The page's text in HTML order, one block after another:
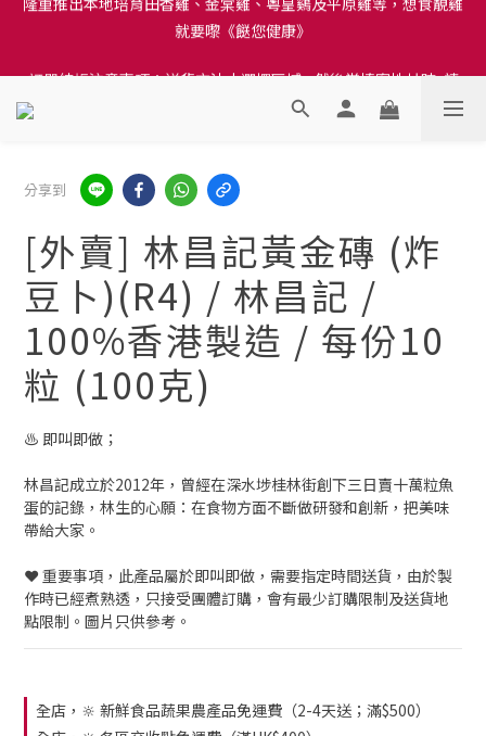
訂單結帳注意事項：送貨方法中選擇區域 - 然後當填寫地址時, 請
小心選擇分區及區域, 因資料錯誤會影響前往結帳
分享到
[外賣] 林昌記黃金磚 (炸
豆卜)(R4) / 林昌記 /
100%香港製造 / 每份10
粒 (100克)
♨️ 即叫即做；
林昌記成立於2012年，曾經在深水埗桂林街創下三日賣十萬粒魚
蛋的記錄，林生的心願：在食物方面不斷做研發和創新，把美味
帶給大家。
❤️ 重要事項，此產品屬於即叫即做，需要指定時間送貨，由於製
作時已經煮熟透，只接受團體訂購，會有最少訂購限制及送貨地
點限制。圖片只供參考。
全店，🔆 新鮮食品蔬果農產品免運費（2-4天送；滿$500）